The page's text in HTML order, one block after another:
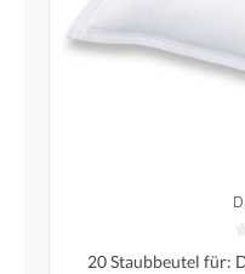
20 Staubbeutel für: